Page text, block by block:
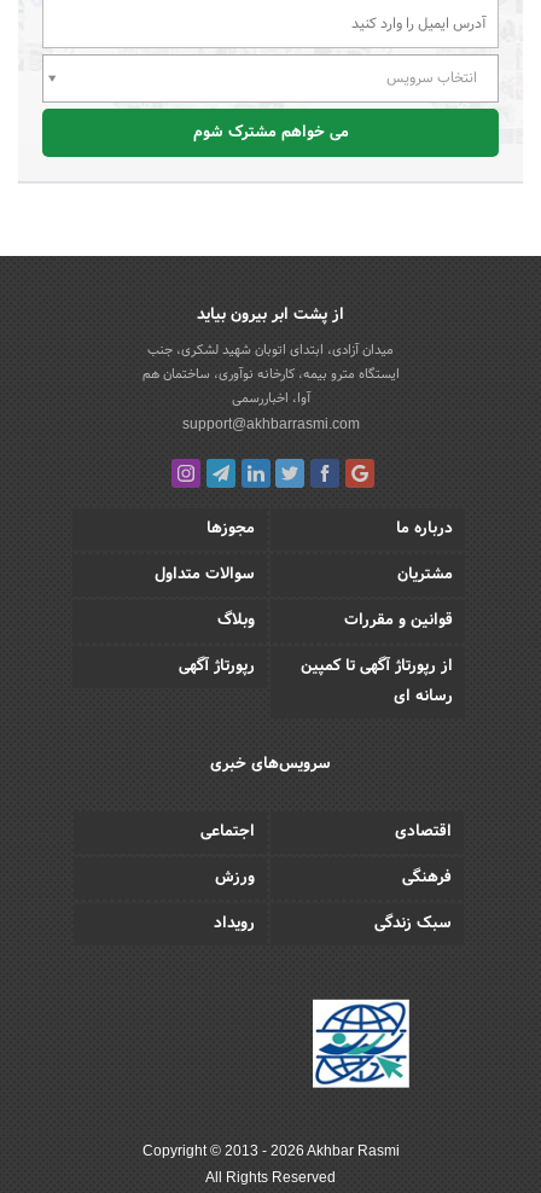
انتخاب سرویس
می خواهم مشترک شوم
از پشت ابر بیرون بیاید
میدان آزادی، ابتدای اتوبان شهید لشکری، جنب
ایستگاه مترو بیمه، کارخانه نوآوری، ساختمان هم
آوا، اخباررسمی
support@akhbarrasmi.com
درباره ما
مجوزها
مشتریان
سوالات متداول
قوانین و مقررات
وبلاگ
از رپورتاژ آگهی تا کمپین
رسانه ای
رپورتاژ آگهی
سرویس‌های خبری
اقتصادی
اجتماعی
فرهنگی
ورزش
سبک زندگی
رویداد
Copyright © 2013 - 2026 Akhbar Rasmi
All Rights Reserved